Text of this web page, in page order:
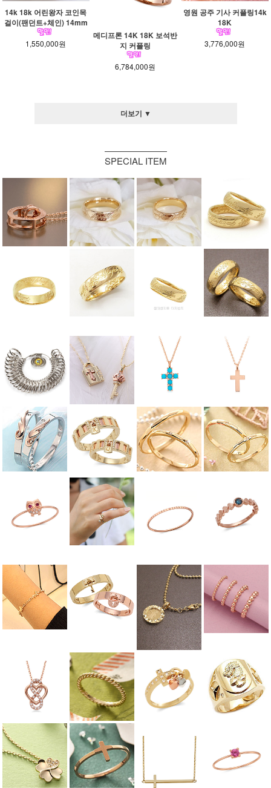
14k 18k 어린왕자 코인목
걸이(팬던트+체인) 14mm
1,550,000원
메디프론 14K 18K 보석반
지 커플링
6,784,000원
영원 공주 기사 커플링14k
18K
3,776,000원
더보기 ▼
SPECIAL ITEM